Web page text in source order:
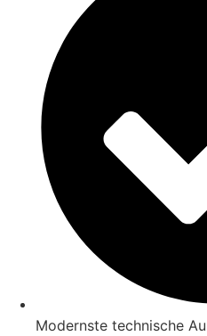
Modernste technische